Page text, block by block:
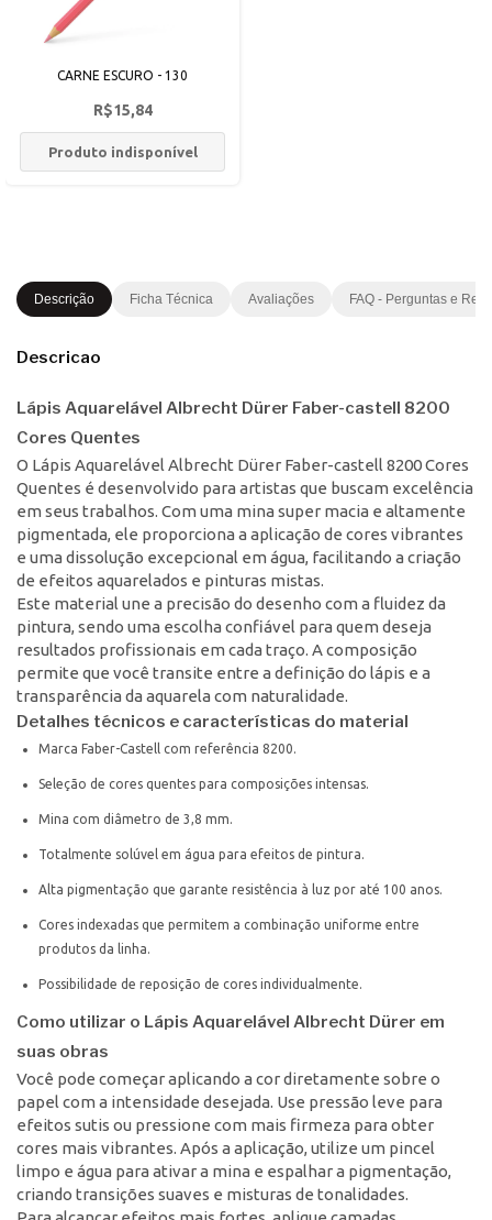
CARNE ESCURO - 130
R$15,84
Produto indisponível
Descrição Ficha Técnica Avaliações FAQ - Perguntas e
Descricao
Lápis Aquarelável Albrecht Dürer Faber-castell 8200
Cores Quentes
O Lápis Aquarelável Albrecht Dürer Faber-castell 8200 Cores
Quentes é desenvolvido para artistas que buscam excelência
em seus trabalhos. Com uma mina super macia e altamente
pigmentada, ele proporciona a aplicação de cores vibrantes
e uma dissolução excepcional em água, facilitando a criação
de efeitos aquarelados e pinturas mistas.
Este material une a precisão do desenho com a fluidez da
pintura, sendo uma escolha confiável para quem deseja
resultados profissionais em cada traço. A composição
permite que você transite entre a definição do lápis e a
transparência da aquarela com naturalidade.
Detalhes técnicos e características do material
Marca Faber-Castell com referência 8200.
Seleção de cores quentes para composições intensas.
Mina com diâmetro de 3,8 mm.
Totalmente solúvel em água para efeitos de pintura.
Alta pigmentação que garante resistência à luz por até 100 anos.
Cores indexadas que permitem a combinação uniforme entre
produtos da linha.
Possibilidade de reposição de cores individualmente.
Como utilizar o Lápis Aquarelável Albrecht Dürer em
suas obras
Você pode começar aplicando a cor diretamente sobre o
papel com a intensidade desejada. Use pressão leve para
efeitos sutis ou pressione com mais firmeza para obter
cores mais vibrantes. Após a aplicação, utilize um pincel
limpo e água para ativar a mina e espalhar a pigmentação,
criando transições suaves e misturas de tonalidades.